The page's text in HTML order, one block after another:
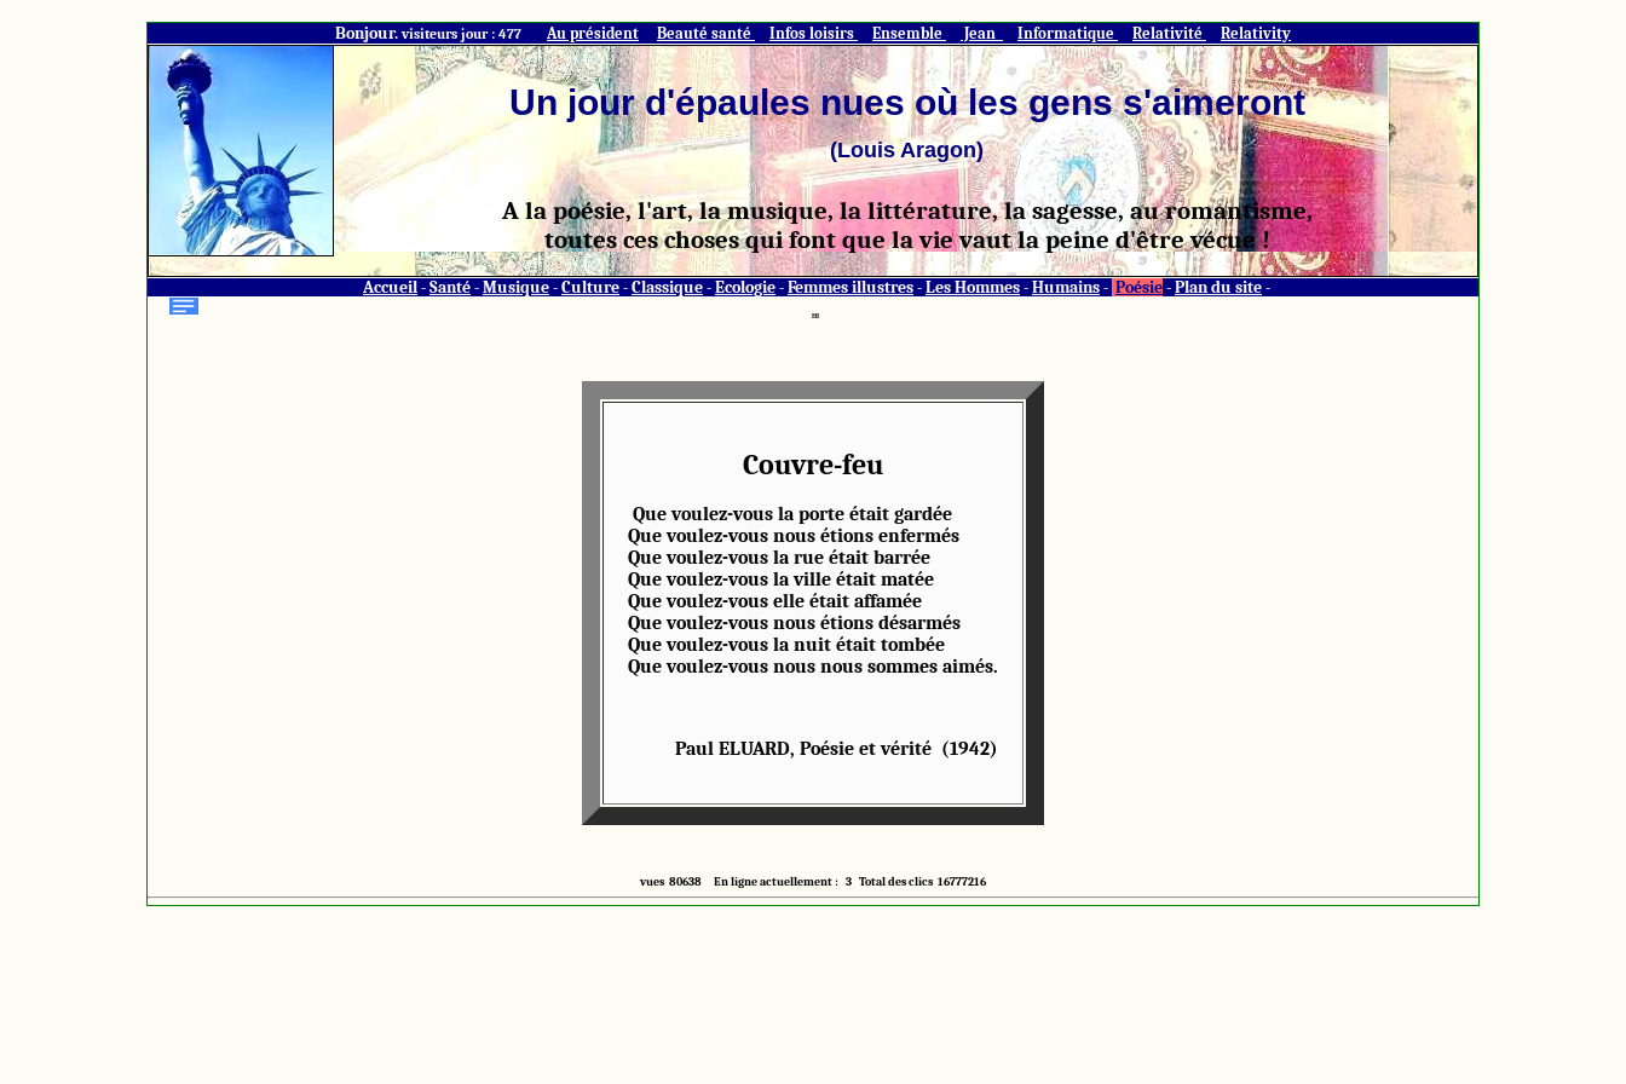
Bonjour.visiteurs jour : 477 Au président Beauté santé Infos loisirs Ensemble Jean Informatique Relativité Relativity
Un jour d'épaules nues où les gens s'aimeront
(Louis Aragon)
A la poésie, l'art, la musique, la littérature, la sagesse, au romantisme,
toutes ces choses qui font que la vie vaut la peine d'être vécue !
Accueil - Santé - Musique - Culture - Classique - Ecologie - Femmes illustres - Les Hommes - Humains - Poésie - Plan du site -
HI
Couvre-feu
Que voulez-vous la porte était gardée
Que voulez-vous nous étions enfermés
Que voulez-vous la rue était barrée
Que voulez-vous la ville était matée
Que voulez-vous elle était affamée
Que voulez-vous nous étions désarmés
Que voulez-vous la nuit était tombée
Que voulez-vous nous nous sommes aimés.
Paul ELUARD, Poésie et vérité (1942)
vues 80638 En ligne actuellement : 3 Total des clics 16777216